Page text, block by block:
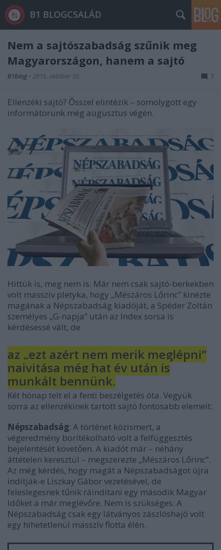
B1 BLOGCSALÁD
Nem a sajtószabadság szűnik meg
Magyarországon, hanem a sajtó
B1blog • 2016. október 30. 7
Ellenzéki sajtó? Ősszel elintézik – somolygott egy
informátorunk még augusztus végén.
Hittük is, meg nem is. Már nem csak sajtó-berkekben
volt masszív pletyka, hogy „Mészáros Lőrinc” kinézte
magának a Népszabadság kiadóját, a Spéder Zoltán
személyes „G-napja” után az Index sorsa is
kérdésessé vált, de
az „ezt azért nem merik meglépni”
naivitása még hat év után is
munkált bennünk.
Két hónap telt el a fenti beszélgetés óta. Vegyük
sorra az ellenzékinek tartott sajtó fontosabb elemeit:
Népszabadság: A történet közismert, a
végeredmény borítékolható volt a felfüggesztés
bejelentését követően. A kiadót már – néhány
áttételen keresztül – megszerezte „Mészáros Lőrinc”.
Az még kérdés, hogy magát a Népszabadságot újra
indítják-e Liszkay Gábor vezetésével, de
feleslegesnek tűnik ráindítani egy második Magyar
Időket a már meglévőre. Nem is szükséges. A
Népszabadság csak egy látványos zászlóshajó volt
egy hihetetlenül masszív flotta élén.